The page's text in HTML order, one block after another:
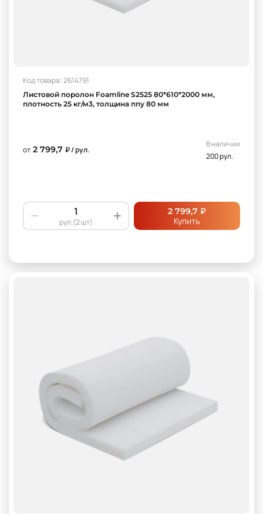
Код товара: 2614791
Листовой поролон Foamline S2525 80*610*2000 мм,
плотность 25 кг/м3, толщина ппу 80 мм
от 2 799,7 ₽ / рул.
В наличии
200 рул.
рул.(2 шт)
2 799,7 ₽
Купить